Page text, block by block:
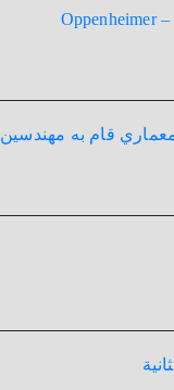
معماري قام به مهندسين